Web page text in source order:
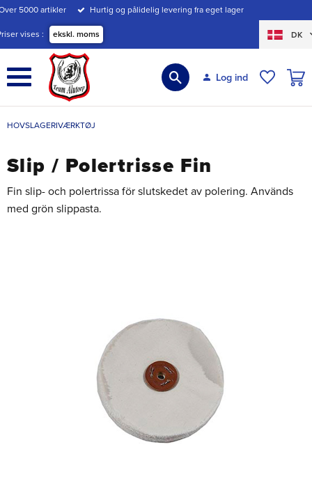
Menu
5000 artikler Hurtig og pålidelig levering fra eget lager
vises ekskl. moms DK
Log ind
HOVSLAGERIVÆRKTØJ
Slip / Polertrisse Fin
Fin slip- och polertrissa för slutskedet av polering. Används
med grön slippasta.